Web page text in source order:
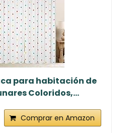
para habitación de
Coloridos,...
Comprar en Amazon